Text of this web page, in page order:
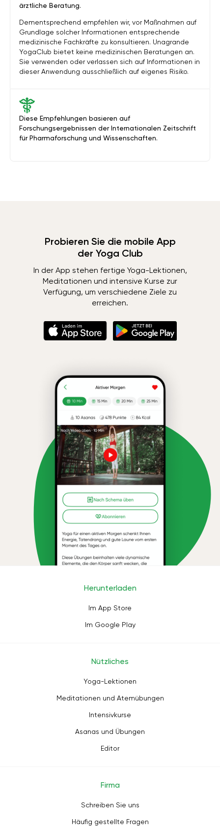
Diese Empfehlungen basieren auf
Forschungsergebnissen der Internationalen Zeitschrift
für Pharmaforschung und Wissenschaften.
ärztliche Beratung.
Dementsprechend empfehlen wir, vor Maßnahmen auf
Grundlage solcher Informationen entsprechende
medizinische Fachkräfte zu konsultieren. Unagrande
YogaClub bietet keine medizinischen Beratungen an.
Sie verwenden oder verlassen sich auf Informationen in
dieser Anwendung ausschließlich auf eigenes Risiko.
Probieren Sie die mobile App
der Yoga Club
In der App stehen fertige Yoga-Lektionen,
Meditationen und intensive Kurse zur
Verfügung, um verschiedene Ziele zu
erreichen.
Herunterladen
Im App Store
Im Google Play
Nützliches
Yoga-Lektionen
Meditationen und Atemübungen
Intensivkurse
Asanas und Übungen
Editor
Firma
Schreiben Sie uns
Häufig gestellte Fragen